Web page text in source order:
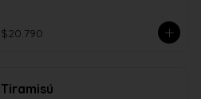
$20.790
Tiramisú